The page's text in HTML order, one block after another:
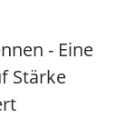
- Eine
Stärke